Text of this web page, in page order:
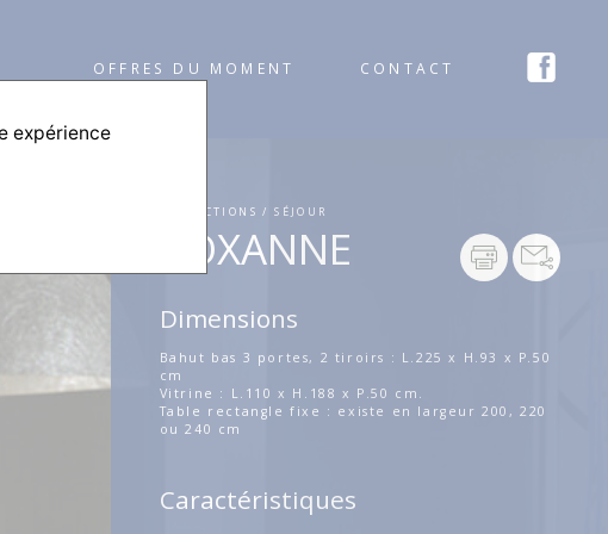
OFFRES DU MOMENT CONTACT
COLLECTIONS / SÉJOUR
ROXANNE
Dimensions
Bahut bas 3 portes, 2 tiroirs : L.225 x H.93 x P.50
cm
Vitrine : L.110 x H.188 x P.50 cm.
Table rectangle fixe : existe en largeur 200, 220
ou 240 cm
Caractéristiques
expérience